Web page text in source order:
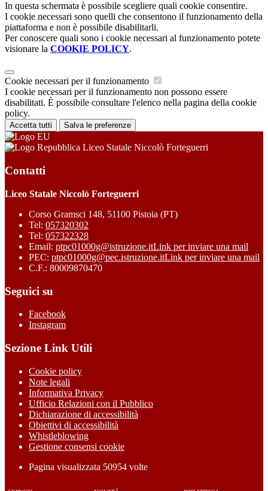
In questa schermata è possibile scegliere quali cookie consentire.
I cookie necessari sono quelli che consentono il funzionamento della
piattaforma e non è possibile disabilitarli.
Per conoscere quali sono i cookie necessari al funzionamento potete
visionare la COOKIE POLICY.
Cookie necessari per il funzionamento
I cookie necessari per il funzionamento non possono essere
disabilitati. È possibile consultare l'elenco nella pagina della cookie
policy.
Accetta tutti Salva le preferenze
Liceo Statale Niccolò Forteguerri
Contatti
Liceo Statale Niccolò Forteguerri
Corso Gramsci 148, 51100 Pistoia (PT)
Tel: 057320302
Tel: 057322328
Email: ptpc01000g@istruzione.itLink per inviare una mail
PEC: ptpc01000g@pec.istruzione.itLink per inviare una mail
C.F.: 80009870470
Seguici su
Facebook
Instagram
Sezione Link Utili
Cookie policy
Note legali
Informativa Privacy
Ufficio Relazioni con il Pubblico
Dichiarazione di accessibilità
Obiettivi di accessibilità
Whistleblowing
Gestione consensi cookie
Pagina visualizzata 50954 volte